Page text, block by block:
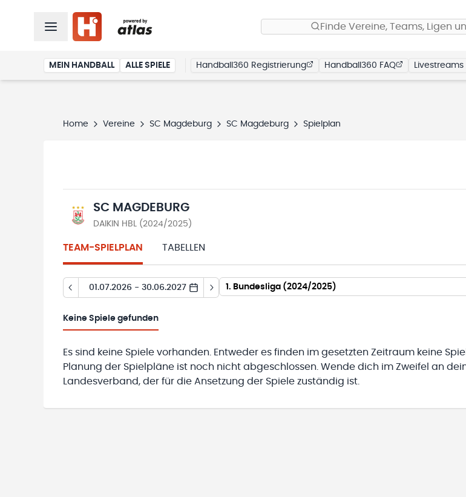
Finde Vereine, Teams, Ligen
MEIN HANDBALL ALLE SPIELE Handball360 Registrierung Handball360 FAQ Livestreams
Home Vereine SC Magdeburg SC Magdeburg Spielplan
SC MAGDEBURG
DAIKIN HBL (2024/2025)
TEAM-SPIELPLAN TABELLEN
01.07.2026 - 30.06.2027 1. Bundesliga (2024/2025)
Keine Spiele gefunden
Es sind keine Spiele vorhanden. Entweder es finden im gesetzten Zeitraum keine
Planung der Spielpläne ist noch nicht abgeschlossen. Wende dich im Zweifel an
Landesverband, der für die Ansetzung der Spiele zuständig ist.